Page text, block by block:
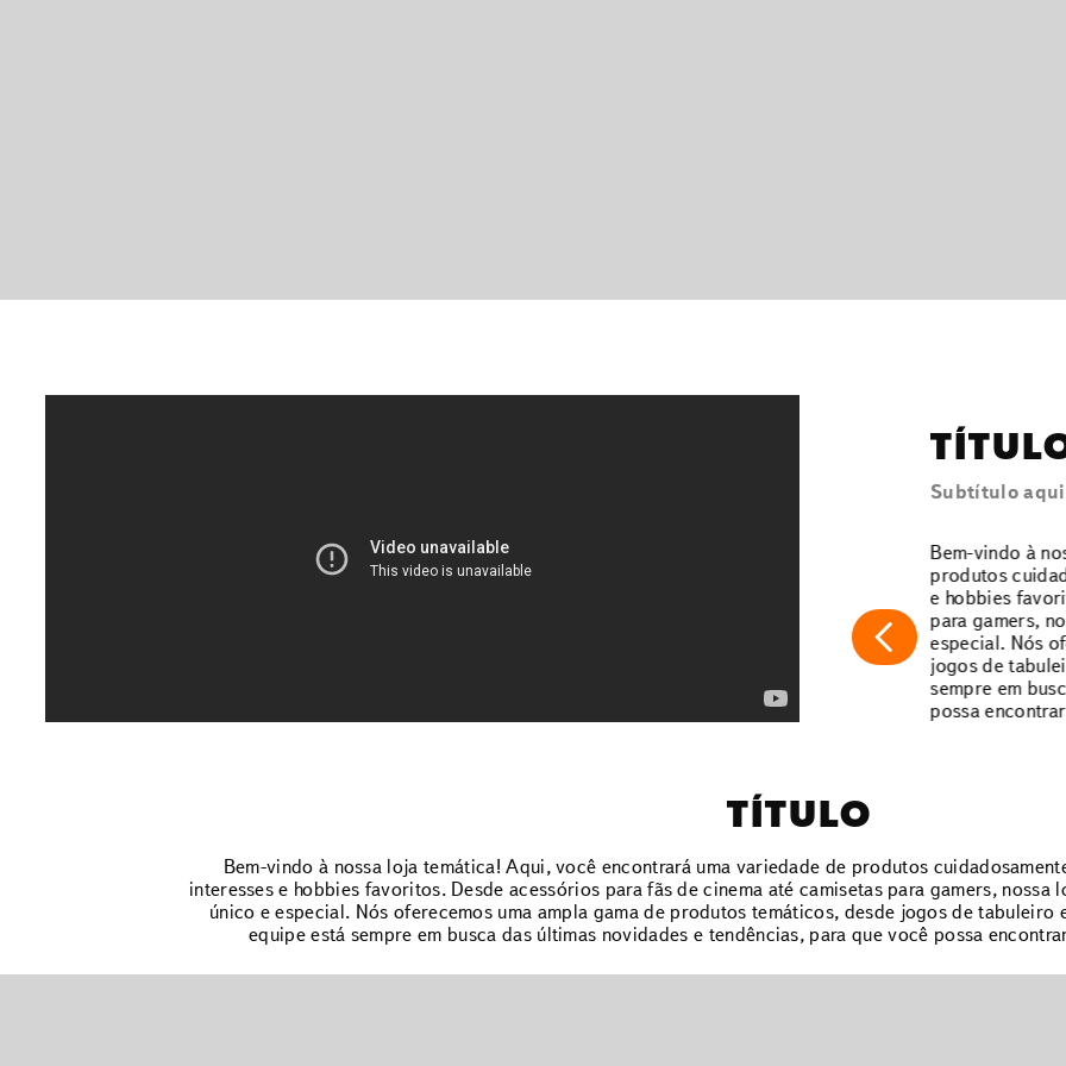
Subtítulo aqui
Bem-vindo à
produtos
e hobbies
para gamers,
especial. Nós
jogos de
sempre em
possa
TÍTULO
Bem-vindo à nossa loja temática! Aqui, você encontrará uma variedade de produtos
interesses e hobbies favoritos. Desde acessórios para fãs de cinema até camisetas para gamers,
único e especial. Nós oferecemos uma ampla gama de produtos temáticos, desde jogos de tabuleiro
equipe está sempre em busca das últimas novidades e tendências, para que você possa